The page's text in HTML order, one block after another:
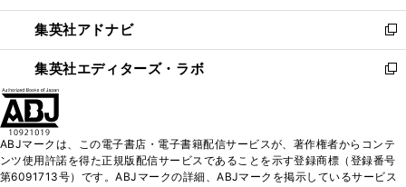
開
く
ウ
で
開
く
ン
ド
ウ
で
ウ
ィ
ン
ド
く
集英社アドナビ
新
し
い
ド
ウ
集英社エディターズ・ラボ
新
ィ
ン
ABJマークは、この電子書店・電子書籍配信サービスが、著作権者からコンテ
ンツ使用許諾を得た正規版配信サービスであることを示す登録商標（登録番号
第6091713号）です。ABJマークの詳細、ABJマークを掲示しているサービス